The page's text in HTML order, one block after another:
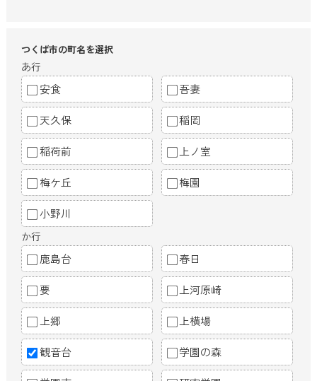
つくば市の町名を選択
あ行
安食 吾妻
天久保 稲岡
稲荷前 上ノ室
梅ケ丘 梅園
小野川
か行
鹿島台 春日
要 上河原崎
上郷 上横場
観音台 学園の森